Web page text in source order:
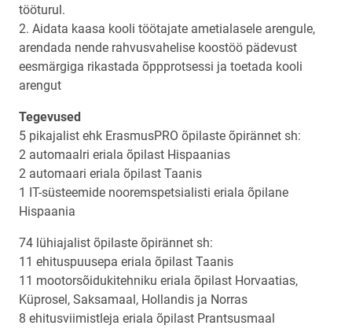
tööturul.
2. Aidata kaasa kooli töötajate ametialasele arengule,
arendada nende rahvusvahelise koostöö pädevust
eesmärgiga rikastada õppprotsessi ja toetada kooli
arengut
Tegevused
5 pikajalist ehk ErasmusPRO õpilaste õpirännet sh:
2 automaalri eriala õpilast Hispaanias
2 automaari eriala õpilast Taanis
1 IT-süsteemide nooremspetsialisti eriala õpilane
Hispaania
74 lühiajalist õpilaste õpirännet sh:
11 ehituspuusepa eriala õpilast Taanis
11 mootorsõidukitehniku eriala õpilast Horvaatias,
Küprosel, Saksamaal, Hollandis ja Norras
8 ehitusviimistleja eriala õpilast Prantsusmaal